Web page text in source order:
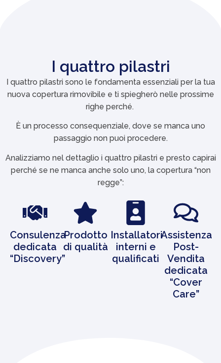
I quattro pilastri
I quattro pilastri sono le fondamenta essenziali per la tua
nuova copertura rimovibile e ti spiegherò nelle prossime
righe perché.
È un processo consequenziale, dove se manca uno
passaggio non puoi procedere.
Analizziamo nel dettaglio i quattro pilastri e presto capirai
perché se ne manca anche solo uno, la copertura “non
regge”:
Consulenza
dedicata
“Discovery”
Prodotto
di qualità
Installatori
interni e
qualificati
Assistenza
Post-
Vendita
dedicata
“Cover
Care”